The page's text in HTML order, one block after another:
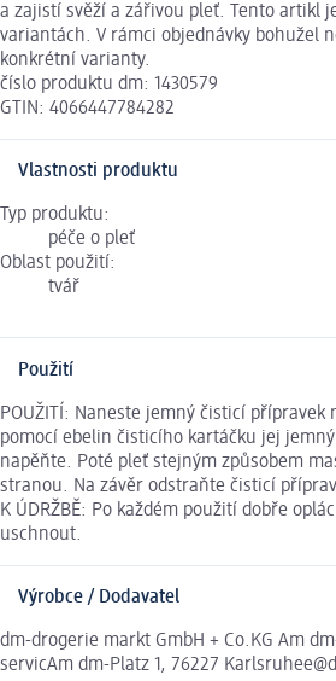
a zajistí svěží a zářivou pleť. Tento artikl
variantách. V rámci objednávky bohužel
konkrétní varianty.
číslo produktu dm: 1430579
GTIN: 4066447784282
Vlastnosti produktu
Typ produktu:
péče o pleť
Oblast použití:
tvář
Použití
POUŽITÍ: Naneste jemný čisticí přípravek
pomocí ebelin čisticího kartáčku jej
napěňte. Poté pleť stejným způsobem
stranou. Na závěr odstraňte čisticí
K ÚDRŽBĚ: Po každém použití dobře
uschnout.
Výrobce / Dodavatel
dm-drogerie markt GmbH + Co.KG Am
servicAm dm-Platz 1, 76227